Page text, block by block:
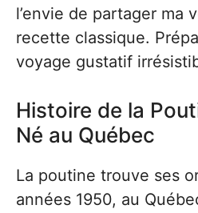
l’envie de partager ma
recette classique.
voyage gustatif
Histoire de la
Né au Québec
La poutine trouve ses
années 1950, au